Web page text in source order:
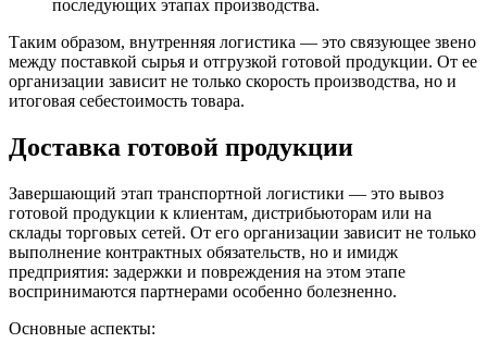
последующих этапах производства.
Таким образом, внутренняя логистика — это связующее звено
между поставкой сырья и отгрузкой готовой продукции. От ее
организации зависит не только скорость производства, но и
итоговая себестоимость товара.
Доставка готовой продукции
Завершающий этап транспортной логистики — это вывоз
готовой продукции к клиентам, дистрибьюторам или на
склады торговых сетей. От его организации зависит не только
выполнение контрактных обязательств, но и имидж
предприятия: задержки и повреждения на этом этапе
воспринимаются партнерами особенно болезненно.
Основные аспекты: